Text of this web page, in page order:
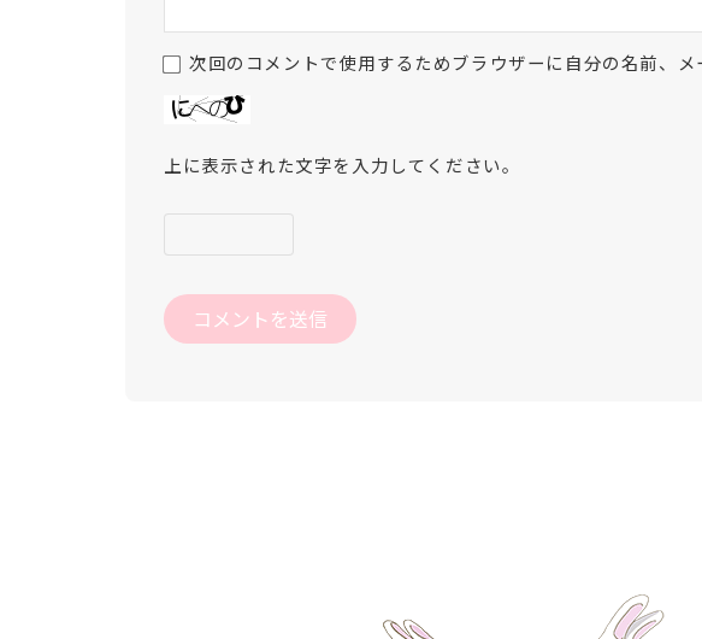
次回のコメントで使用するためブラウザーに自分の名前、メ
上に表示された文字を入力してください。